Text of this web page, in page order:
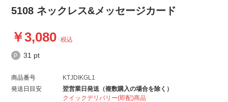
5108 ネックレス&メッセージカード
3,080 税込
31 pt
商品番号
KTJDIKGL1
発送日目安
翌営業日発送（複数購入の場合を除く）
クイックデリバリー(即配)商品